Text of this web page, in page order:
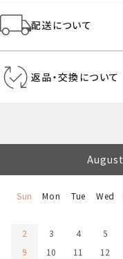
配送について
返品・交換について
August
Sun Mon Tue Wed
2
3 4 5
9
10 11 12